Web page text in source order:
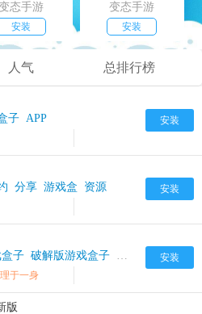
态手游
安装
变态手游
安装
人气 总排行榜
安装
子 APP
安装
分享 游戏盒 资源
安装
子 破解版游戏盒子 逗游游戏盒破解
于一身
版